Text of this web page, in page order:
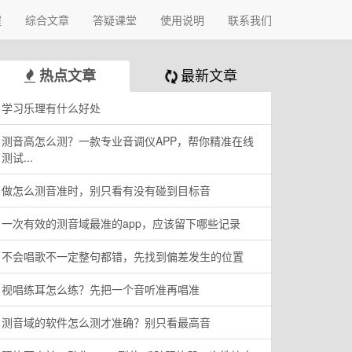
综合文章 答疑课堂 使用说明 联系我们
热点文章 最新文章
学习乐理有什么好处
测音高怎么测？一款专业音调仪APP，帮你精准在线
测试...
做怎么测音准时，别只看有没有碰到目标音
一次有效的测音域最准的app，应该留下哪些记录
不会唱歌不一定整句都错，先找到偏差发生的位置
视唱练耳怎么练？先把一个音听准再唱准
测音域的软件怎么测才准确？别只看最高音